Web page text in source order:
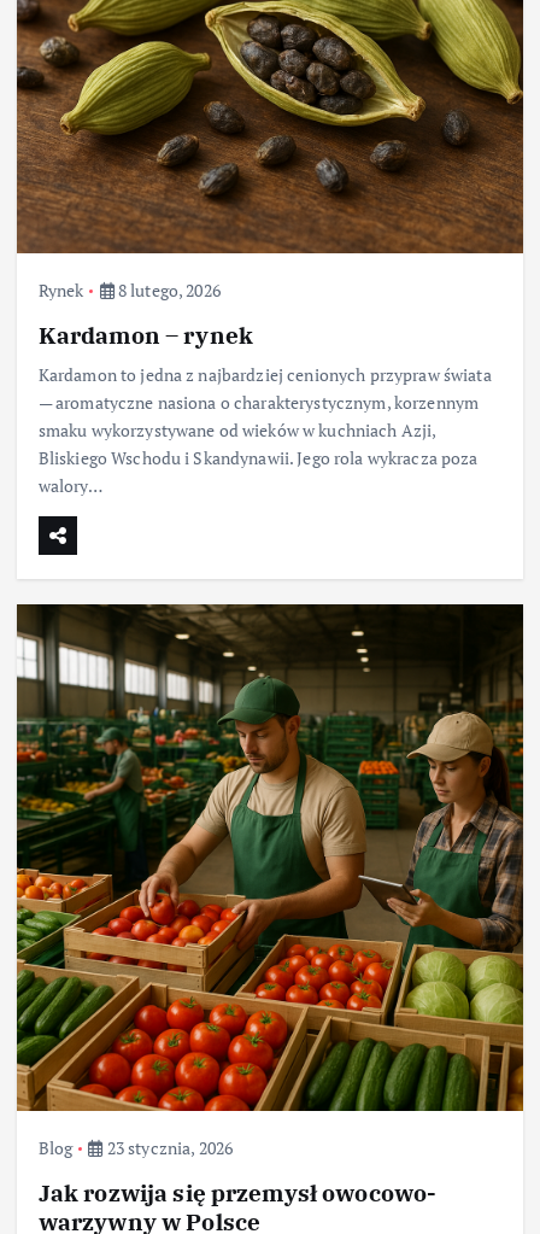
Rynek 8 lutego, 2026
Kardamon – rynek
Kardamon to jedna z najbardziej cenionych przypraw świata
— aromatyczne nasiona o charakterystycznym, korzennym
smaku wykorzystywane od wieków w kuchniach Azji,
Bliskiego Wschodu i Skandynawii. Jego rola wykracza poza
walory…
Blog 23 stycznia, 2026
Jak rozwija się przemysł owocowo-
warzywny w Polsce